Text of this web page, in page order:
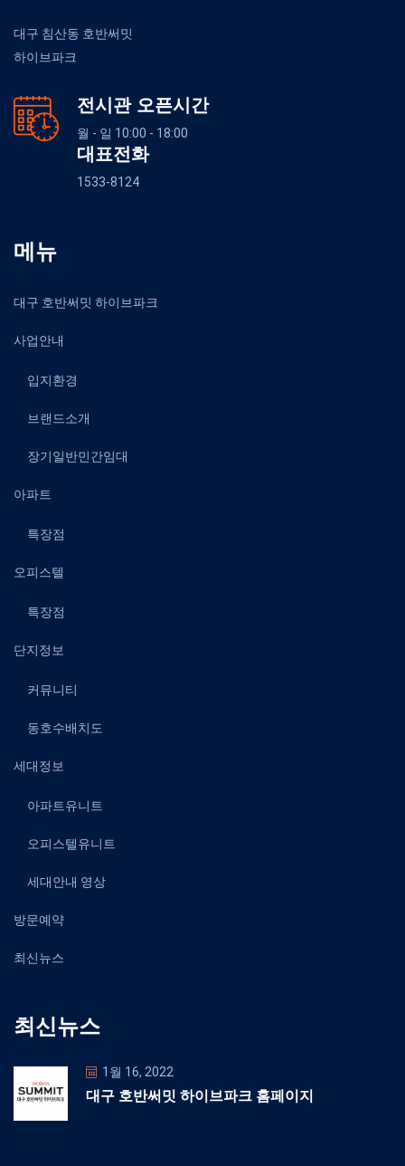
대구 침산동 호반써밋
하이브파크
전시관 오픈시간
월 - 일 10:00 - 18:00
대표전화
1533-8124
메뉴
대구 호반써밋 하이브파크
사업안내
입지환경
브랜드소개
장기일반민간임대
아파트
특장점
오피스텔
특장점
단지정보
커뮤니티
동호수배치도
세대정보
아파트유니트
오피스텔유니트
세대안내 영상
방문예약
최신뉴스
최신뉴스
1월 16, 2022
대구 호반써밋 하이브파크 홈페이지